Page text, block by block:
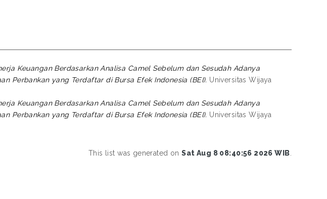
Keuangan Berdasarkan Analisa Camel Sebelum dan Sesudah Adanya
Perbankan yang Terdaftar di Bursa Efek Indonesia (BEI). Universitas Wijaya
Keuangan Berdasarkan Analisa Camel Sebelum dan Sesudah Adanya
Perbankan yang Terdaftar di Bursa Efek Indonesia (BEI). Universitas Wijaya
This list was generated onSat Aug 8 08:40:56 2026 WIB